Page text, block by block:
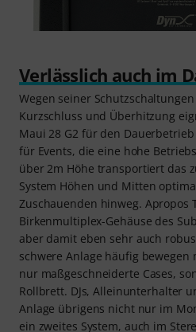
Verlässlich auch im
Wegen seiner
Kurzschluss und Überhitzung
Maui 28 G2 für den
für Events, die eine hohe
über 2m Höhe transportiert das
System Höhen und Mitten
Zuschauenden hinweg. Apropos
Birkenmultiplex-Gehäuse des
aber damit eben sehr auch
schwere Anlage häufig
nur maßgeschneiderte Cases,
Rollbrett. DJs, Alleinunterhalter
Anlage übrigens nicht nur im
ein zweites System, auch im